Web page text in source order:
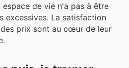
de vie n'a pas à être
excessives. La satisfaction
prix sont au cœur de leur